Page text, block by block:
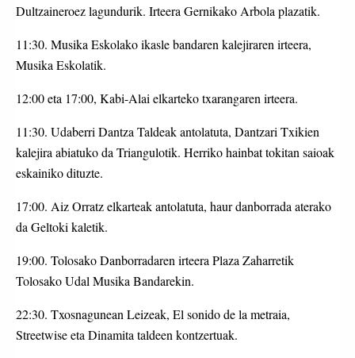
Dultzaineroez lagundurik. Irteera Gernikako Arbola plazatik.
11:30. Musika Eskolako ikasle bandaren kalejiraren irteera,
Musika Eskolatik.
12:00 eta 17:00, Kabi-Alai elkarteko txarangaren irteera.
11:30. Udaberri Dantza Taldeak antolatuta, Dantzari Txikien
kalejira abiatuko da Triangulotik. Herriko hainbat tokitan saioak
eskainiko dituzte.
17:00. Aiz Orratz elkarteak antolatuta, haur danborrada aterako
da Geltoki kaletik.
19:00. Tolosako Danborradaren irteera Plaza Zaharretik
Tolosako Udal Musika Bandarekin.
22:30. Txosnagunean Leizeak, El sonido de la metraia,
Streetwise eta Dinamita taldeen kontzertuak.